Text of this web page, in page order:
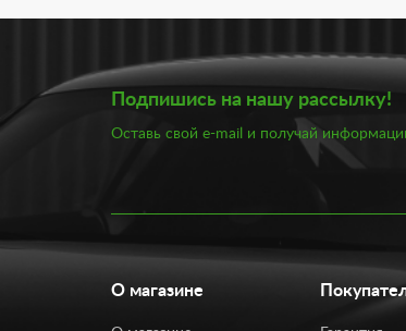
Подпишись на нашу рассылку!
Оставь свой e-mail и получай
О магазине